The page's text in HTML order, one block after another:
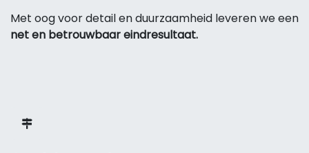
Met oog voor detail en duurzaamheid leveren we een
net en betrouwbaar eindresultaat.